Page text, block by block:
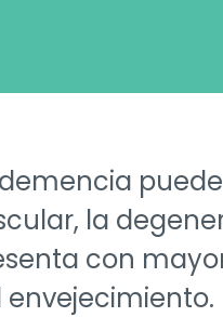
la
con
envejecimiento.